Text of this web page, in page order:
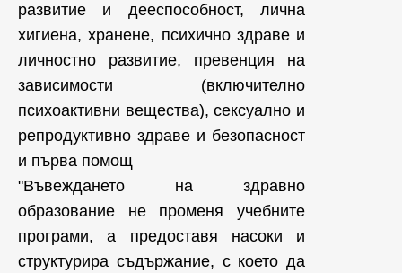
развитие и дееспособност, лична
хигиена, хранене, психично здраве и
личностно развитие, превенция на
зависимости (включително
психоактивни вещества), сексуално и
репродуктивно здраве и безопасност
и първа помощ
"Въвеждането на здравно
образование не променя учебните
програми, а предоставя насоки и
структурира съдържание, с което да